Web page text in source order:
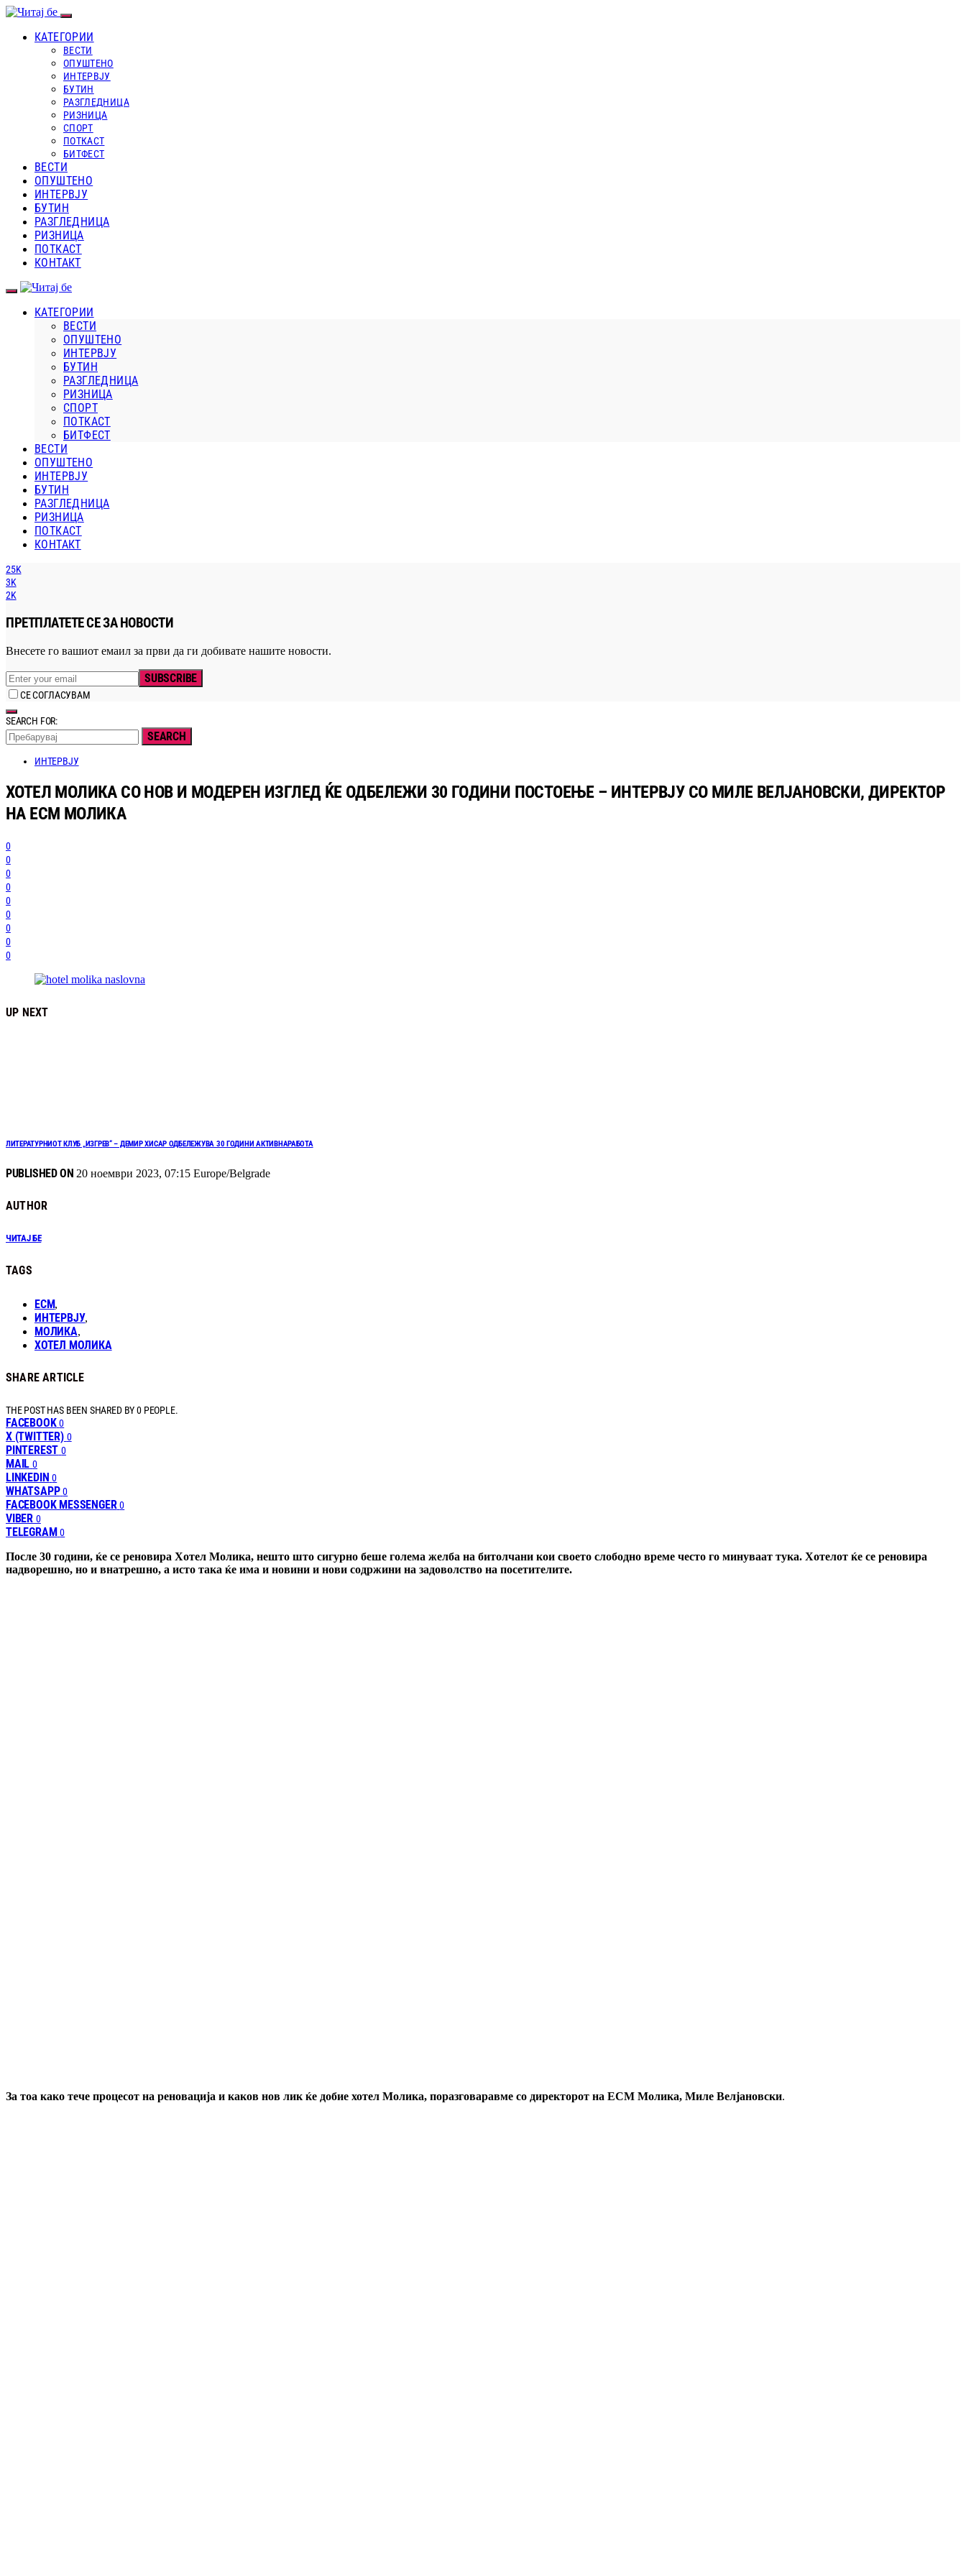
КАТЕГОРИИ
ВЕСТИ
ОПУШТЕНО
ИНТЕРВЈУ
БУТИН
РАЗГЛЕДНИЦА
РИЗНИЦА
СПОРТ
ПОТКАСТ
БИТФЕСТ
ВЕСТИ
ОПУШТЕНО
ИНТЕРВЈУ
БУТИН
РАЗГЛЕДНИЦА
РИЗНИЦА
ПОТКАСТ
КОНТАКТ
КАТЕГОРИИ
ВЕСТИ
ОПУШТЕНО
ИНТЕРВЈУ
БУТИН
РАЗГЛЕДНИЦА
РИЗНИЦА
СПОРТ
ПОТКАСТ
БИТФЕСТ
ВЕСТИ
ОПУШТЕНО
ИНТЕРВЈУ
БУТИН
РАЗГЛЕДНИЦА
РИЗНИЦА
ПОТКАСТ
КОНТАКТ
25K
3K
2K
ПРЕТПЛАТЕТЕ СЕ ЗА НОВОСТИ
Внесете го вашиот емаил за први да ги добивате нашите новости.
SUBSCRIBE
СЕ СОГЛАСУВАМ
SEARCH FOR:
SEARCH
ИНТЕРВЈУ
ХОТЕЛ МОЛИКА СО НОВ И МОДЕРЕН ИЗГЛЕД ЌЕ ОДБЕЛЕЖИ 30 ГОДИНИ ПОСТОЕЊЕ – ИНТЕРВЈУ СО МИЛЕ ВЕЛЈАНОВСКИ, ДИРЕКТОР
НА ЕСМ МОЛИКА
0
0
0
0
0
0
0
0
0
UP NEXT
ЛИТЕРАТУРНИОТ КЛУБ „ИЗГРЕВ“ – ДЕМИР ХИСАР ОДБЕЛЕЖУВА 30 ГОДИНИ АКТИВНАРАБОТА
PUBLISHED ON 20 ноември 2023, 07:15 Europe/Belgrade
AUTHOR
ЧИТАЈ БЕ
TAGS
ЕСМ,
ИНТЕРВЈУ,
МОЛИКА,
ХОТЕЛ МОЛИКА
SHARE ARTICLE
THE POST HAS BEEN SHARED BY0 PEOPLE.
FACEBOOK 0
X (TWITTER) 0
PINTEREST 0
MAIL 0
LINKEDIN 0
WHATSAPP 0
FACEBOOK MESSENGER 0
VIBER 0
TELEGRAM 0
После 30 години, ќе се реновира Хотел Молика, нешто што сигурно беше голема желба на битолчани кои своето слободно време често го минуваат тука. Хотелот ќе се реновира
надворешно, но и внатрешно, а исто така ќе има и новини и нови содржини на задоволство на посетителите.
За тоа како тече процесот на реновација и каков нов лик ќе добие хотел Молика, поразговаравме со директорот на ЕСМ Молика, Миле Велјановски.